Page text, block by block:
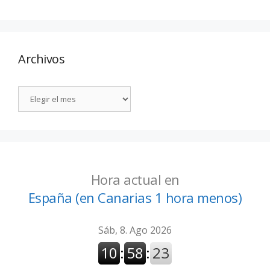
Archivos
Hora actual en
España (en Canarias 1 hora menos)